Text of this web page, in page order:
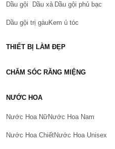
Dầu gội Dầu xả Dầu gội phủ bạc
Dầu gội trị gàuKem ủ tóc
THIẾT BỊ LÀM ĐẸP
CHĂM SÓC RĂNG MIỆNG
NƯỚC HOA
Nước Hoa NữNước Hoa Nam
Nước Hoa ChiếtNước Hoa Unisex